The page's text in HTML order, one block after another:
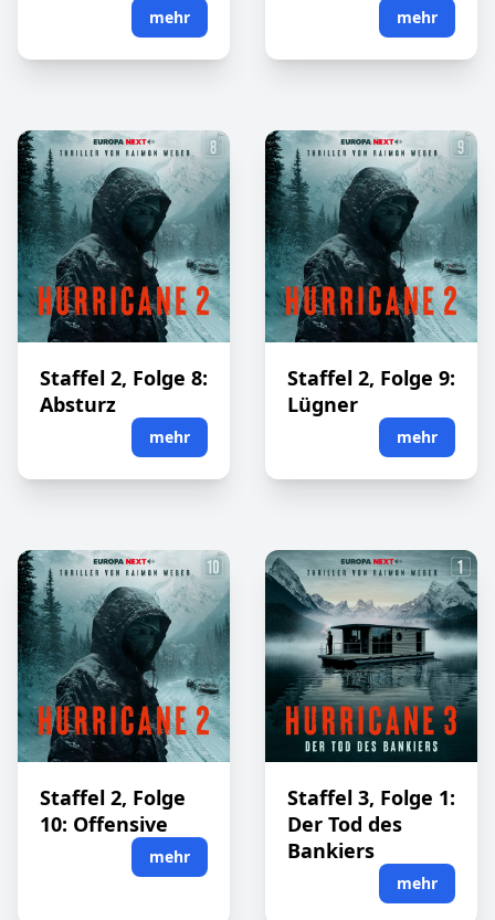
mehr mehr
Staffel 2, Folge 8:
Absturz
mehr
Staffel 2, Folge 9:
Lügner
mehr
Staffel 2, Folge
10: Offensive
mehr
Staffel 3, Folge 1:
Der Tod des
Bankiers
mehr